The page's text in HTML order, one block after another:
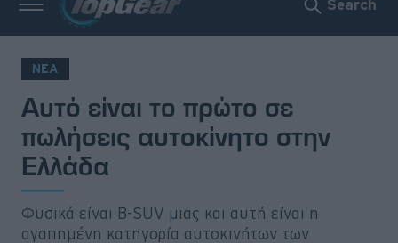
Search
ΝΕΑ
Αυτό είναι το πρώτο σε
πωλήσεις αυτοκίνητο στην
Ελλάδα
Φυσικά είναι B-SUV μιας και αυτή είναι η
αγαπημένη κατηγορία αυτοκινήτων των
Νέα
Δοκιμές
Electric
Motorsport
Viral